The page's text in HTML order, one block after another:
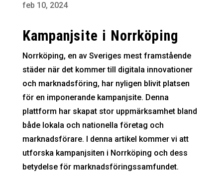
feb 10, 2024
Kampanjsite i Norrköping
Norrköping, en av Sveriges mest framstående
städer när det kommer till digitala innovationer
och marknadsföring, har nyligen blivit platsen
för en imponerande kampanjsite. Denna
plattform har skapat stor uppmärksamhet bland
både lokala och nationella företag och
marknadsförare. I denna artikel kommer vi att
utforska kampanjsiten i Norrköping och dess
betydelse för marknadsföringssamfundet.